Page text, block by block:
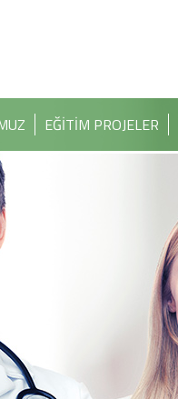
EĞİTİM PROJELER